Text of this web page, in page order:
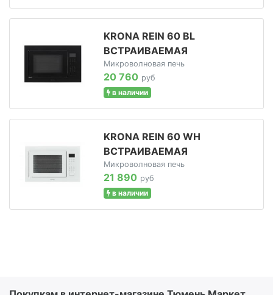
KRONA REIN 60 BL
ВСТРАИВАЕМАЯ
Микроволновая печь
20 760 руб
в наличии
KRONA REIN 60 WH
ВСТРАИВАЕМАЯ
Микроволновая печь
21 890 руб
в наличии